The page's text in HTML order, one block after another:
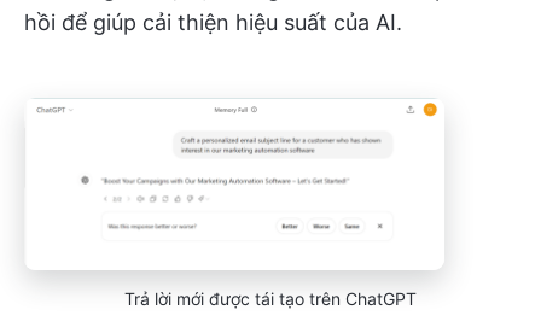
hồi để giúp cải thiện hiệu suất của AI.
Trả lời mới được tái tạo trên ChatGPT